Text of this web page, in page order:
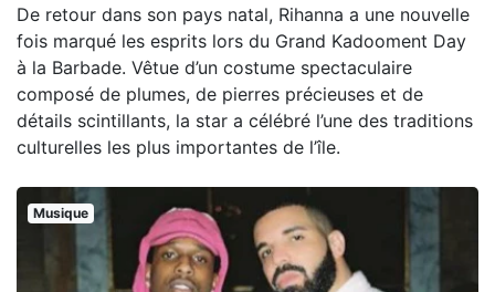
De retour dans son pays natal, Rihanna a une nouvelle
fois marqué les esprits lors du Grand Kadooment Day
à la Barbade. Vêtue d’un costume spectaculaire
composé de plumes, de pierres précieuses et de
détails scintillants, la star a célébré l’une des traditions
culturelles les plus importantes de l’île.
Musique